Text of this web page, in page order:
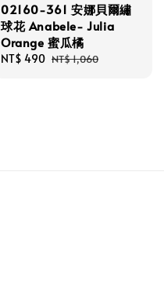
02160-361 安娜貝爾繡
球花 Anabele- Julia
Orange 蜜瓜橘
Sale
NT$ 490 Regular
NT$ 1,060